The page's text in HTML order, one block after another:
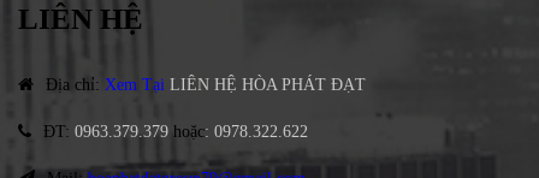
LIÊN HỆ
Địa chỉ: Xem Tại LIÊN HỆ HÒA PHÁT ĐẠT
ĐT: 0963.379.379 hoặc: 0978.322.622